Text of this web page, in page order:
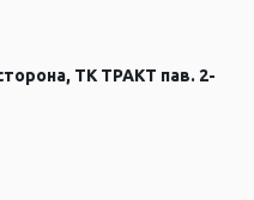
ТК ТРАКТ пав. 2-